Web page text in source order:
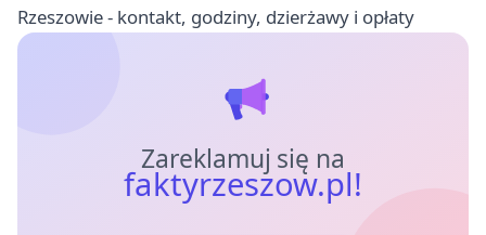
Rzeszowie - kontakt, godziny, dzierżawy i opłaty
Zareklamuj się na
faktyrzeszow.pl!